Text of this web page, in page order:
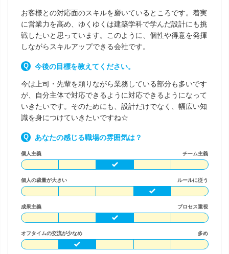
お客様との対応面のスキルを磨いているところです。着実
に営業力を高め、ゆくゆくは建築学科で学んだ設計にも挑
戦したいと思っています。このように、個性や得意を発揮
しながらスキルアップできる会社です。
今後の目標を教えてください。
今は上司・先輩を頼りながら業務している部分も多いです
が、自分主体で対応できるように対応できるようになって
いきたいです。そのためにも、設計だけでなく、幅広い知
識を身につけていきたいですね☆
あなたの感じる職場の雰囲気は？
個人主義 チーム主義
個人の裁量が大きい ルールに従う
成果主義 プロセス重視
オフタイムの交流が少なめ 多め